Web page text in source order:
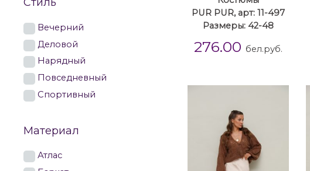
PUR PUR, арт: 11-497
Размеры: 42-48
276.00 бел.руб.
Вечерний
Деловой
Нарядный
Повседневный
Спортивный
Материал
Атлас